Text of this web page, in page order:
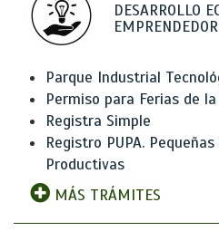
DESARROLLO
Parque Industrial
Permiso para Ferias de la
Registra Simple
Registro PUPA.
Productivas
MÁS TRÁMITES